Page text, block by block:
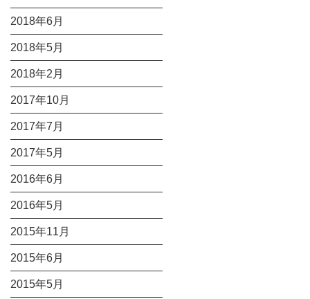
2018年6月
2018年5月
2018年2月
2017年10月
2017年7月
2017年5月
2016年6月
2016年5月
2015年11月
2015年6月
2015年5月